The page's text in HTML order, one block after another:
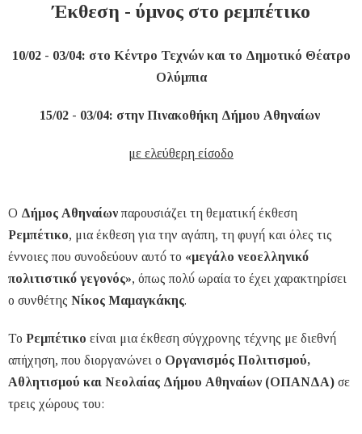
Έκθεση - ύμνος στο ρεμπέτικο
10/02 - 03/04: στο Κέντρο Τεχνών και το Δημοτικό Θέατρο
Ολύμπια
15/02 - 03/04: στην Πινακοθήκη Δήμου Αθηναίων
με ελεύθερη είσοδο
Ο Δήμος Αθηναίων παρουσιάζει τη θεματική́ έκθεση
Ρεμπέτικο, μια έκθεση για την αγάπη, τη φυγή́ και όλες τις
έννοιες που συνοδεύουν αυτό́ το «μεγάλο νεοελληνικό́
πολιτιστικό́ γεγονός», όπως πολύ́ ωραία το έχει χαρακτηρίσει
ο συνθέτης Νίκος Μαμαγκάκης.
Το Ρεμπέτικο είναι μια έκθεση σύγχρονης τέχνης με διεθνή́
απήχηση, που διοργανώνει ο Οργανισμός Πολιτισμού,
Αθλητισμού και Νεολαίας Δήμου Αθηναίων (ΟΠΑΝΔΑ) σε
τρεις χώρους του: